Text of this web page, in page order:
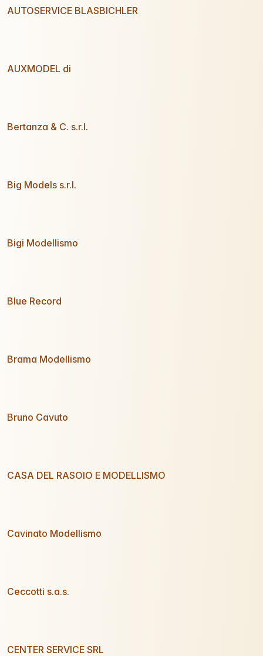
AUTOSERVICE BLASBICHLER
AUXMODEL di
Bertanza & C. s.r.l.
Big Models s.r.l.
Bigi Modellismo
Blue Record
Brama Modellismo
Bruno Cavuto
CASA DEL RASOIO E MODELLISMO
Cavinato Modellismo
Ceccotti s.a.s.
CENTER SERVICE SRL